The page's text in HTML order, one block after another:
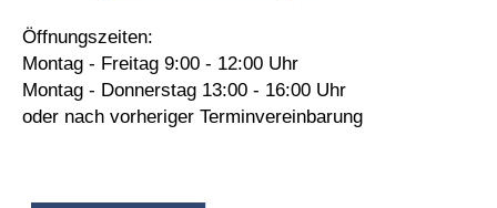
Öffnungszeiten:
Montag - Freitag 9:00 - 12:00 Uhr
Montag - Donnerstag 13:00 - 16:00 Uhr
oder nach vorheriger Terminvereinbarung